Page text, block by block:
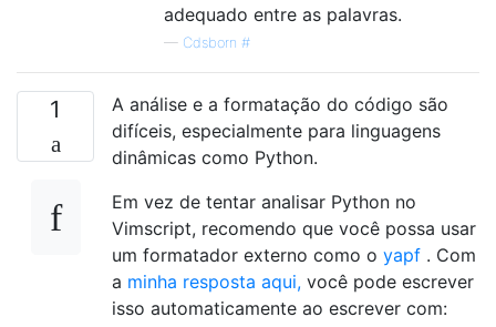
adequado entre as palavras.
— Cdsborn #
1
A análise e a formatação do código são
difíceis, especialmente para linguagens
dinâmicas como Python.
Em vez de tentar analisar Python no
Vimscript, recomendo que você possa usar
um formatador externo como o yapf . Com
a minha resposta aqui, você pode escrever
isso automaticamente ao escrever com: